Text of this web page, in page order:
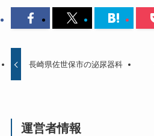
長崎県佐世保市の泌尿器科
運営者情報